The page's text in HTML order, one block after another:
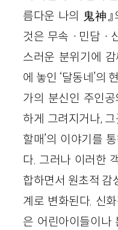
름다운 나의 鬼神』
것은 무속ㆍ민담ㆍ
스러운 분위기에
에 놓인 ‘달동네’의
가의 분신인 주인
하게 그려지거나,
할매’의 이야기를
다. 그러나 이러한
합하면서 원초적 감
계로 변화된다. 신
은 어린아이들이나